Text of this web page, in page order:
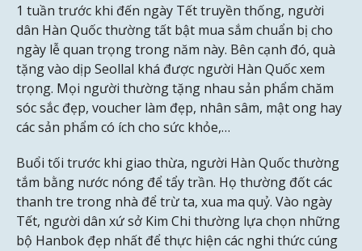
1 tuần trước khi đến ngày Tết truyền thống, người
dân Hàn Quốc thường tất bật mua sắm chuẩn bị cho
ngày lễ quan trọng trong năm này. Bên cạnh đó, quà
tặng vào dịp Seollal khá được người Hàn Quốc xem
trọng. Mọi người thường tặng nhau sản phẩm chăm
sóc sắc đẹp, voucher làm đẹp, nhân sâm, mật ong hay
các sản phẩm có ích cho sức khỏe,…
Buổi tối trước khi giao thừa, người Hàn Quốc thường
tắm bằng nước nóng để tẩy trần. Họ thường đốt các
thanh tre trong nhà để trừ ta, xua ma quỷ. Vào ngày
Tết, người dân xứ sở Kim Chi thường lựa chọn những
bộ Hanbok đẹp nhất để thực hiện các nghi thức cúng